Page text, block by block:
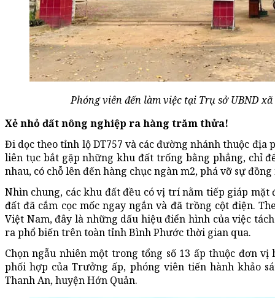
Phóng viên đến làm việc tại Trụ sở UBND
Xẻ nhỏ đất nông nghiệp ra hàng trăm thửa!
Đi dọc theo tỉnh lộ DT757 và các đường nhánh thuộc địa
liên tục bắt gặp những khu đất trống bằng phẳng, chỉ
nhau, có chỗ lên đến hàng chục ngàn m2, phá vỡ sự
Nhìn chung, các khu đất đều có vị trí nằm tiếp giáp
đất đã cắm cọc mốc ngay ngắn và đã trồng cột điện.
Việt Nam, đây là những dấu hiệu điển hình của việc
ra phổ biến trên toàn tỉnh Bình Phước thời gian qua.
Chọn ngẫu nhiên một trong tổng số 13 ấp thuộc đơn
phối hợp của Trưởng ấp, phóng viên tiến hành khảo
Thanh An, huyện Hớn Quản.